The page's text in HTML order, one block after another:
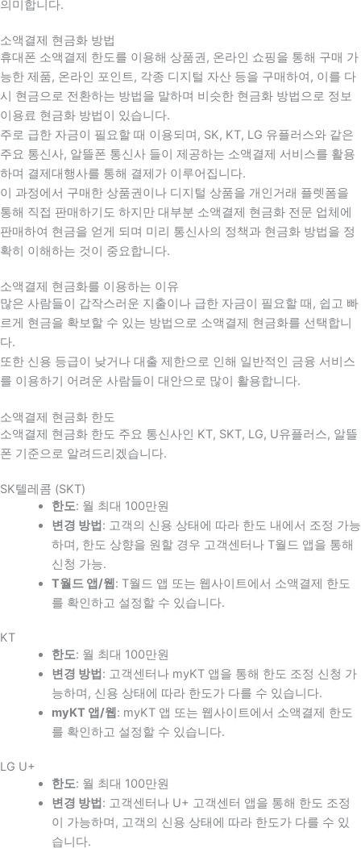
의미합니다.
소액결제 현금화 방법
휴대폰 소액결제 한도를 이용해 상품권, 온라인 쇼핑을 통해 구매 가
능한 제품, 온라인 포인트, 각종 디지털 자산 등을 구매하여, 이를 다
시 현금으로 전환하는 방법을 말하며 비슷한 현금화 방법으로 정보
이용료 현금화 방법이 있습니다.
주로 급한 자금이 필요할 때 이용되며, SK, KT, LG 유플러스와 같은
주요 통신사, 알뜰폰 통신사 들이 제공하는 소액결제 서비스를 활용
하며 결제대행사를 통해 결제가 이루어집니다.
이 과정에서 구매한 상품권이나 디지털 상품을 개인거래 플렛폼을
통해 직접 판매하기도 하지만 대부분 소액결제 현금화 전문 업체에
판매하여 현금을 얻게 되며 미리 통신사의 정책과 현금화 방법을 정
확히 이해하는 것이 중요합니다.
소액결제 현금화를 이용하는 이유
많은 사람들이 갑작스러운 지출이나 급한 자금이 필요할 때 , 쉽고 빠
르게 현금을 확보할 수 있는 방법으로 소액결제 현금화를 선택합니
다.
또한 신용 등급이 낮거나 대출 제한으로 인해 일반적인 금융 서비스
를 이용하기 어려운 사람들이 대안으로 많이 활용합니다.
소액결제 현금화 한도
소액결제 현금화 한도 주요 통신사인 KT, SKT, LG, U유플러스, 알뜰
폰 기준으로 알려드리겠습니다.
SK텔레콤 (SKT)
한도: 월 최대 100만원
변경 방법 : 고객의 신용 상태에 따라 한도 내에서 조정 가능
하며, 한도 상향을 원할 경우 고객센터나 T월드 앱을 통해
신청 가능.
T월드 앱/웹 : T월드 앱 또는 웹사이트에서 소액결제 한도
를 확인하고 설정할 수 있습니다.
KT
한도: 월 최대 100만원
변경 방법 : 고객센터나 myKT 앱을 통해 한도 조정 신청 가
능하며, 신용 상태에 따라 한도가 다를 수 있습니다.
myKT 앱/웹 : myKT 앱 또는 웹사이트에서 소액결제 한도
를 확인하고 설정할 수 있습니다.
LG U+
한도: 월 최대 100만원
변경 방법 : 고객센터나 U+ 고객센터 앱을 통해 한도 조정
이 가능하며, 고객의 신용 상태에 따라 한도가 다를 수 있
습니다.